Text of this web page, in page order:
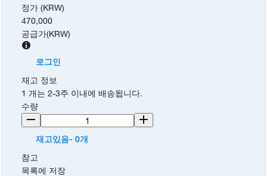
정가 (KRW)
470,000
공급가(KRW)
로그인
재고 정보
1 개는 2-3주 이내에 배송됩니다.
수량
재고있음- 0개
참고
목록에 저장